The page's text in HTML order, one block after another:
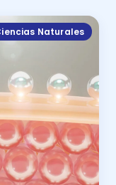
Naturales